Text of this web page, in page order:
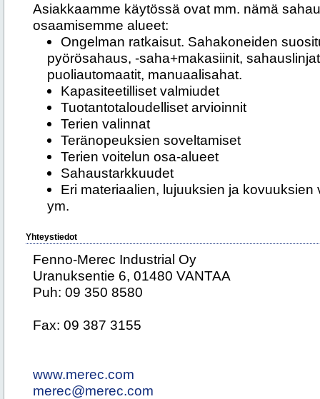
Asiakkaamme käytössä ovat mm. nämä
osaamisemme alueet:
Ongelman ratkaisut. Sahakoneiden
pyörösahaus, -saha+makasiinit,
puoliautomaatit, manuaalisahat.
Kapasiteetilliset valmiudet
Tuotantotaloudelliset arvioinnit
Terien valinnat
Teränopeuksien soveltamiset
Terien voitelun osa-alueet
Sahaustarkkuudet
Eri materiaalien, lujuuksien ja
ym.
Yhteystiedot
Fenno-Merec Industrial Oy
Uranuksentie 6, 01480 VANTAA
Puh: 09 350 8580
Fax: 09 387 3155
www.merec.com
merec@merec.com